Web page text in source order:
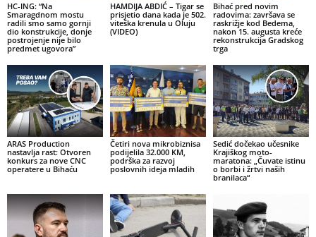
HC-ING: “Na
Smaragdnom mostu
radili smo samo gornji
dio konstrukcije, donje
postrojenje nije bilo
predmet ugovora”
HAMDIJA ABDIĆ – Tigar se
prisjetio dana kada je 502.
viteška krenula u Oluju
(VIDEO)
Bihać pred novim
radovima: završava se
raskrižje kod Bedema,
nakon 15. augusta kreće
rekonstrukcija Gradskog
trga
ARAS Production
nastavlja rast: Otvoren
konkurs za nove CNC
operatere u Bihaću
Četiri nova mikrobiznisa
podijelila 32.000 KM,
podrška za razvoj
poslovnih ideja mladih
Sedić dočekao učesnike
Krajiškog moto-
maratona: „Čuvate istinu
o borbi i žrtvi naših
branilaca“